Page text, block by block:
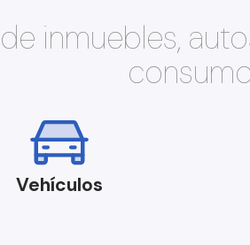
inmuebles,
Vehículos